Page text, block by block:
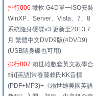
排行006 微軟 G4D單一ISO安裝
WinXP、Server、Vista、7、8
系統隨身硬碟v3 更新至2013.7
月 繁體中文DVD9版(4DVD9)
(USB隨身碟也可用)
排行007 賴世雄數套英文教學合
輯([英語]常春藤賴氏KK音標
(PDF+MP3)+《賴世雄美國英語